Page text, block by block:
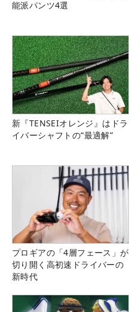
能派パンツ4選
新『TENSEIオレンジ』はドラ
イバーシャフトの“最適解”
プロギアの「4層フェース」が
切り開く高初速ドライバーの
新時代